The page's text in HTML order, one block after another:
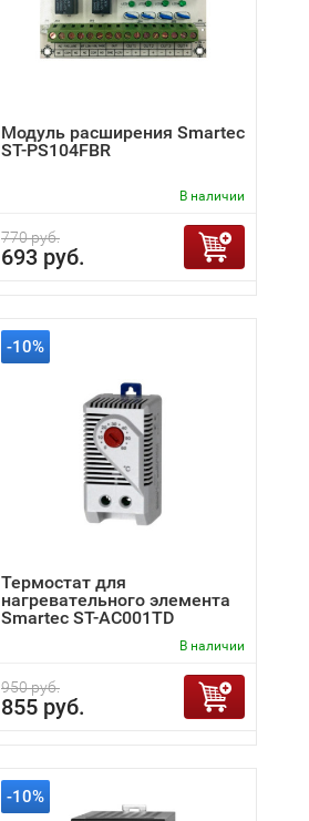
Модуль расширения Smartec
ST-PS104FBR
В наличии
770 руб.
693 руб.
-10%
Термостат для
нагревательного элемента
Smartec ST-AC001TD
В наличии
950 руб.
855 руб.
-10%